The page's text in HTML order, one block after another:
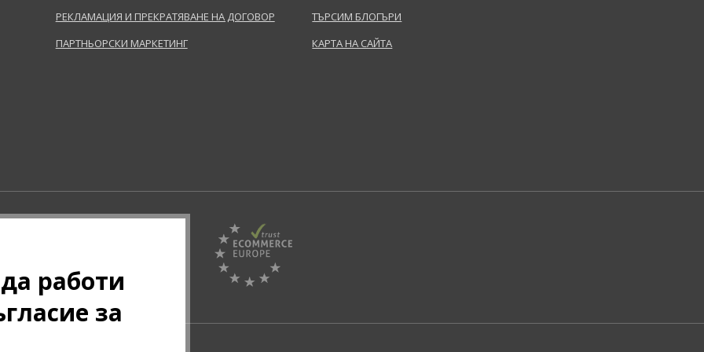
РЕКЛАМАЦИЯ И ПРЕКРАТЯВАНЕ НА ДОГОВОР
ПАРТНЬОРСКИ МАРКЕТИНГ
ТЪРСИМ БЛОГЪРИ
КАРТА НА САЙТА
помощник за покупки
работи
за